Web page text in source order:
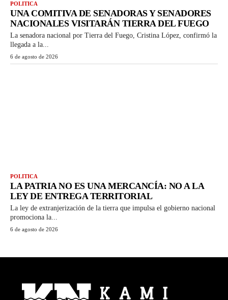
POLITICA
UNA COMITIVA DE SENADORAS Y SENADORES
NACIONALES VISITARÁN TIERRA DEL FUEGO
La senadora nacional por Tierra del Fuego, Cristina López, confirmó la
llegada a la...
6 de agosto de 2026
POLITICA
LA PATRIA NO ES UNA MERCANCÍA: NO A LA
LEY DE ENTREGA TERRITORIAL
La ley de extranjerización de la tierra que impulsa el gobierno nacional
promociona la...
6 de agosto de 2026